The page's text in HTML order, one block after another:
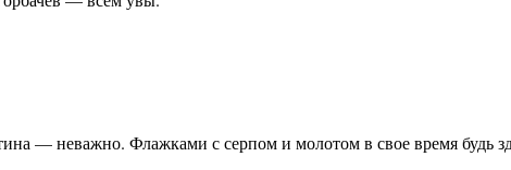
— неважно. Флажками с серпом и молотом в свое время будь